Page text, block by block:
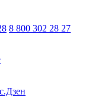
8 800 302 28 27